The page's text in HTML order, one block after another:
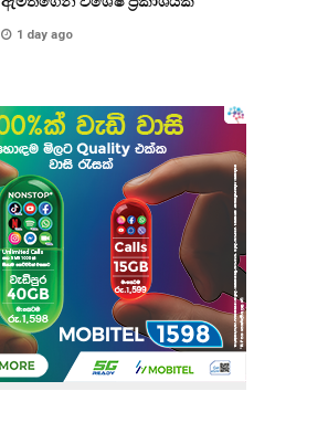
1 day ago